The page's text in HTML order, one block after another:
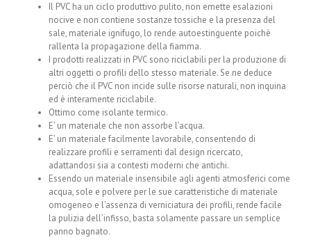
Il PVC ha un ciclo produttivo pulito, non emette esalazioni
nocive e non contiene sostanze tossiche e la presenza del
sale, materiale ignifugo, lo rende autoestinguente poichè
rallenta la propagazione della fiamma.
I prodotti realizzati in PVC sono riciclabili per la produzione di
altri oggetti o profili dello stesso materiale. Se ne deduce
perciò che il PVC non incide sulle risorse naturali, non inquina
ed è interamente riciclabile.
Ottimo come isolante termico.
E’ un materiale che non assorbe l’acqua.
E’ un materiale facilmente lavorabile, consentendo di
realizzare profili e serramenti dal design ricercato,
adattandosi sia a contesti moderni che antichi.
Essendo un materiale insensibile agli agenti atmosferici come
acqua, sole e polvere per le sue caratteristiche di materiale
omogeneo e l’assenza di verniciatura dei profili, rende facile
la pulizia dell’infisso, basta solamente passare un semplice
panno bagnato.